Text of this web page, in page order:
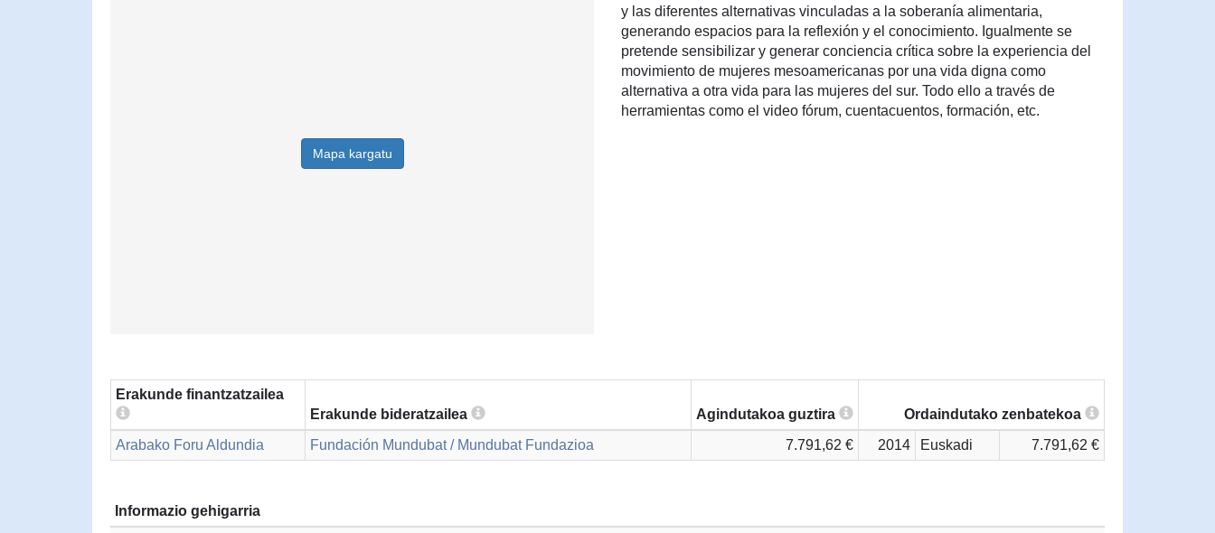
Mapa kargatu
y las diferentes alternativas vinculadas a la soberanía alimentaria,
generando espacios para la reflexión y el conocimiento. Igualmente se
pretende sensibilizar y generar conciencia crítica sobre la experiencia del
movimiento de mujeres mesoamericanas por una vida digna como
alternativa a otra vida para las mujeres del sur. Todo ello a través de
herramientas como el video fórum, cuentacuentos, formación, etc.
Erakunde finantzatzailea
Erakunde bideratzailea
Agindutakoa guztira
Ordaindutako zenbatekoa
Arabako Foru Aldundia
Fundación Mundubat / Mundubat Fundazioa 7.791,62 € 2014 Euskadi 7.791,62 €
Informazio gehigarria